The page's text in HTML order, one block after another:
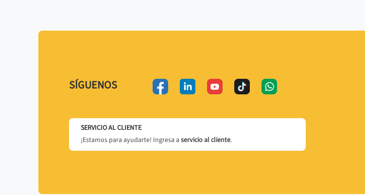
SÍGUENOS
SERVICIO AL CLIENTE
¡Estamos para ayudarte! Ingresa a servicio al cliente.